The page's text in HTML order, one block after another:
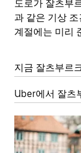
도로가 잘츠부
과 같은 기상
계절에는 미리
지금 잘츠부르
Uber에서 잘츠